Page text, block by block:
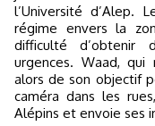
l’Université d’Alep.
régime envers la
difficulté d’obtenir
urgences. Waad, qui
alors de son objectif
caméra dans les
Alépins et envoie ses